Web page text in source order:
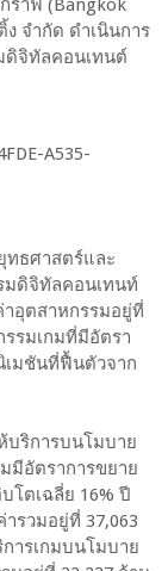
ราฟ (Bangkok
ง จำกัด ดำเนินการ
ดิจิทัลคอนเทนต์
ทธศาสตร์และ
มดิจิทัลคอนเทนท์
าอุตสาหกรรมอยู่ที่
รมเกมที่มีอัตรา
เมชันที่ฟื้นตัวจาก
บริการบนโมบาย
มีอัตราการขยาย
โตเฉลี่ย 16% ปี
รวมอยู่ที่ 37,063
ารเกมบนโมบาย